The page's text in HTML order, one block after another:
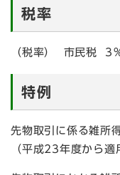
税率
（税率） 市民税
特例
先物取引に係る雑所
（平成23年度から適